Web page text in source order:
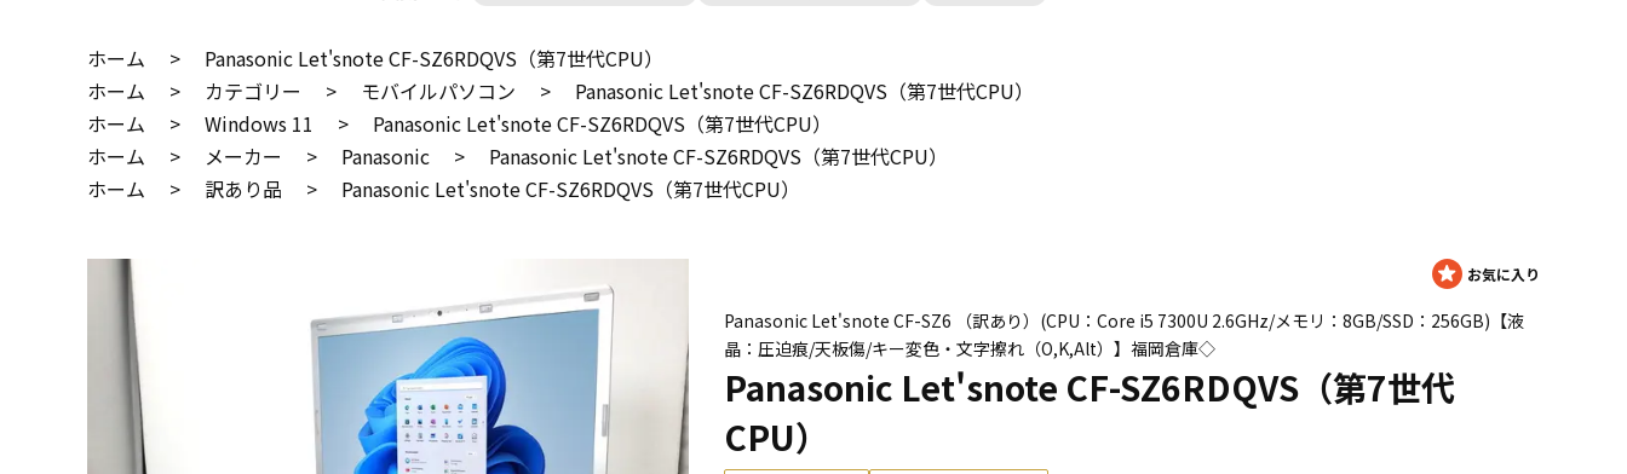
ホーム >
Panasonic Let'snote CF-SZ6RDQVS（第7世代CPU）
ホーム
> カテゴリー > モバイルパソコン >
Panasonic Let'snote CF-SZ6RDQVS（第7世代CPU）
ホーム
> Windows 11 >
Panasonic Let'snote CF-SZ6RDQVS（第7世代CPU）
ホーム
> メーカー > Panasonic >
Panasonic Let'snote CF-SZ6RDQVS（第7世代CPU）
ホーム
> 訳あり品 > Panasonic Let'snote CF-SZ6RDQVS（第7世代CPU）
Panasonic Let'snote CF-SZ6 （訳あり）(CPU：Core i5 7300U 2.6GHz/メモリ：8GB/SSD：256GB)【液
晶：圧迫痕/天板傷/キー変色・文字擦れ（O,K,Alt）】福岡倉庫◇
Panasonic Let'snote CF-SZ6RDQVS（第7世代
CPU）